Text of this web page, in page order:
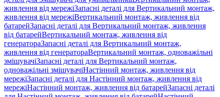
живлення від мережіЗапасні деталі для Вертикальний монтаж,
живлення від мережіВертикальний монтаж, живлення від
батарейЗапасні деталі для Вертикальний монтаж, живлення
від батарейВертикальний монтаж, живлення від
генератораЗапасні деталі для Вертикальний монтаж,
живлення від генератораВертикальний монтаж, одноважільні
змішувачіЗапасні деталі для Вертикальний монтаж,
одноважільні змішувачіНастінний монтаж, живлення від
мережіЗапасні деталі для Настінний монтаж, живлення від
мережіНастінний монтаж, живлення від батарейЗапасні деталі